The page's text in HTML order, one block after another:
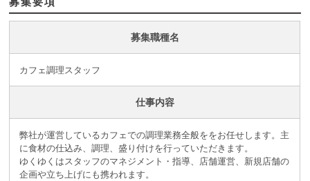
募集職種名
カフェ調理スタッフ
仕事内容
弊社が運営しているカフェでの調理業務全般ををお任せします。主
に食材の仕込み、調理、盛り付けを行っていただきます。
ゆくゆくはスタッフのマネジメント・指導、店舗運営、新規店舗の
企画や立ち上げにも携われます。